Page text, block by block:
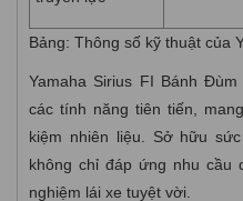
Bảng: Thông số kỹ thuật của
Yamaha Sirius FI Bánh
các tính năng tiên tiến,
kiệm nhiên liệu. Sở hữu
không chỉ đáp ứng nhu cầu
nghiệm lái xe tuyệt vời.